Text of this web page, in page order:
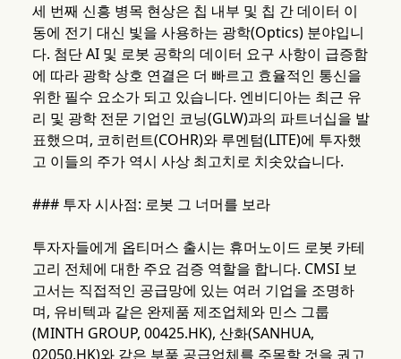
세 번째 신흥 병목 현상은 칩 내부 및 칩 간 데이터 이
동에 전기 대신 빛을 사용하는 광학(Optics) 분야입니
다. 첨단 AI 및 로봇 공학의 데이터 요구 사항이 급증함
에 따라 광학 상호 연결은 더 빠르고 효율적인 통신을
위한 필수 요소가 되고 있습니다. 엔비디아는 최근 유
리 및 광학 전문 기업인 코닝(GLW)과의 파트너십을 발
표했으며, 코히런트(COHR)와 루멘텀(LITE)에 투자했
고 이들의 주가 역시 사상 최고치로 치솟았습니다.
### 투자 시사점: 로봇 그 너머를 보라
투자자들에게 옵티머스 출시는 휴머노이드 로봇 카테
고리 전체에 대한 주요 검증 역할을 합니다. CMSI 보
고서는 직접적인 공급망에 있는 여러 기업을 조명하
며, 유비텍과 같은 완제품 제조업체와 민스 그룹
(MINTH GROUP, 00425.HK), 산화(SANHUA,
02050.HK)와 같은 부품 공급업체를 주목할 것을 권고